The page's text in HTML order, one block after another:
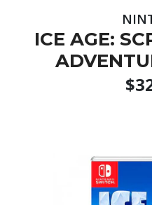
ICE AGE: